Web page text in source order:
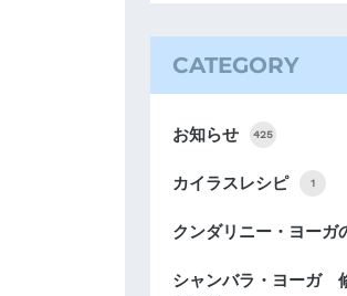
CATEGORY
お知らせ 425
カイラスレシピ 1
クンダリニー・ヨーガ
シャンバラ・ヨーガ